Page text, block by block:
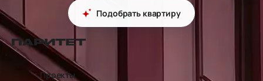
Подобрать квартиру
перейти на главную страницу
Проекты